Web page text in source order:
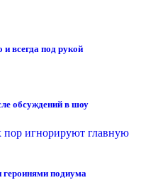
всегда под рукой
обсуждений в шоу
подиума